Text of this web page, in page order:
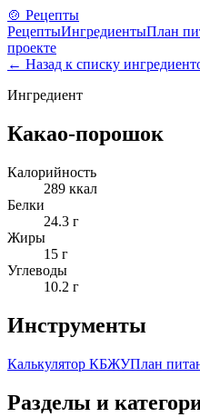
🍲 Рецепты
РецептыИнгредиентыПлан
проекте
← Назад к списку
Ингредиент
Какао-порошок
Калорийность
289 ккал
Белки
24.3 г
Жиры
15 г
Углеводы
10.2 г
Инструменты
Калькулятор КБЖУПлан
Разделы и